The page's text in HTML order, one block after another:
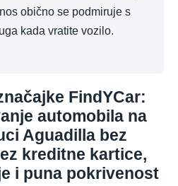
obično se podmiruje s
kada vratite vozilo.
FindYCar:
automobila na
Aguadilla bez
kreditne kartice,
i puna pokrivenost